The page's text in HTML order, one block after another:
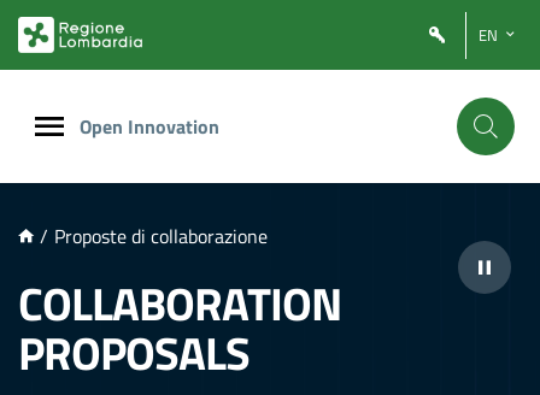
PRINCIPALE
EN
Open Innovation
/ Proposte di collaborazione
COLLABORATION
PROPOSALS